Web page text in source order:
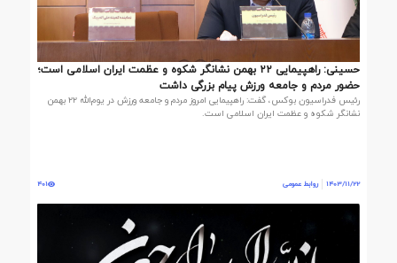
حسینی: راهپیمایی ۲۲ بهمن نشانگر شکوه و عظمت ایران اسلامی است؛
حضور مردم و جامعه ورزش پیام بزرگی داشت
رئیس فدراسیون بوکس، گفت: راهپیمایی امروز مردم و جامعه ورزش در یوم‌الله ۲۲ بهمن
نشانگر شکوه و عظمت ایران اسلامی است.
1403/11/22 روابط عمومی 401